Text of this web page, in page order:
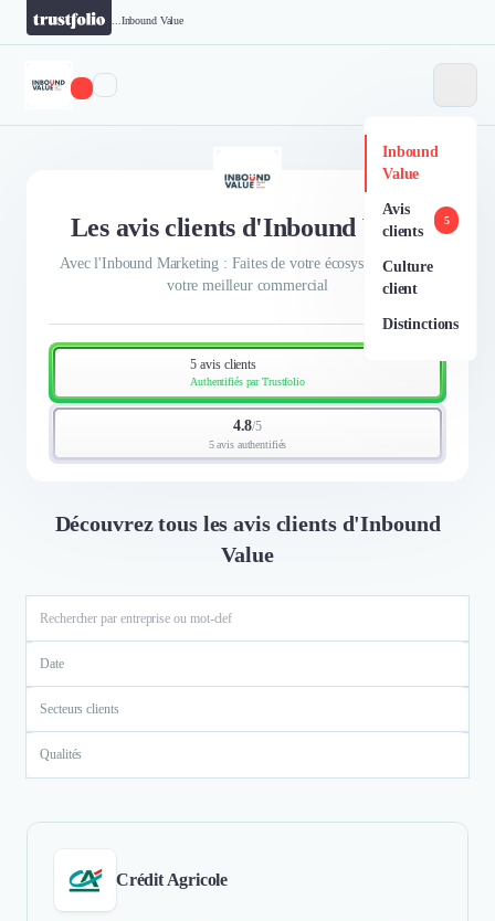
Inbound Value
Inbound
Value
Avis
clients
5
Culture
client
Distinctions
Les avis clients d'Inbound Value
Avec l'Inbound Marketing : Faites de votre écosystème digital
votre meilleur commercial
5 avis clients
Authentifiés par Trustfolio
4.8/5
5 avis authentifiés
Découvrez tous les avis clients d'Inbound
Value
Date
Secteurs clients
Qualités
Crédit Agricole